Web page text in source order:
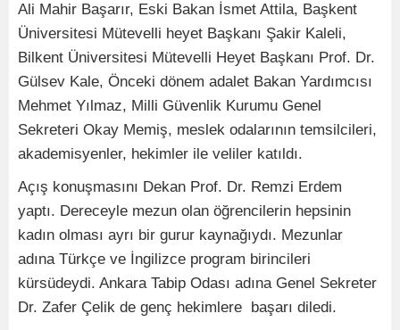
Ali Mahir Başarır, Eski Bakan İsmet Attila, Başkent
Üniversitesi Mütevelli heyet Başkanı Şakir Kaleli,
Bilkent Üniversitesi Mütevelli Heyet Başkanı Prof. Dr.
Gülsev Kale, Önceki dönem adalet Bakan Yardımcısı
Mehmet Yılmaz, Milli Güvenlik Kurumu Genel
Sekreteri Okay Memiş, meslek odalarının temsilcileri,
akademisyenler, hekimler ile veliler katıldı.
Açış konuşmasını Dekan Prof. Dr. Remzi Erdem
yaptı. Dereceyle mezun olan öğrencilerin hepsinin
kadın olması ayrı bir gurur kaynağıydı. Mezunlar
adına Türkçe ve İngilizce program birincileri
kürsüdeydi. Ankara Tabip Odası adına Genel Sekreter
Dr. Zafer Çelik de genç hekimlere başarı diledi.